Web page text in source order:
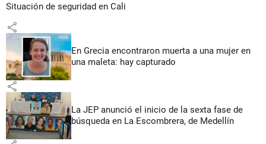
Situación de seguridad en Cali
share
En Grecia encontraron muerta a una mujer en
una maleta: hay capturado
share
La JEP anunció el inicio de la sexta fase de
búsqueda en La Escombrera, de Medellín